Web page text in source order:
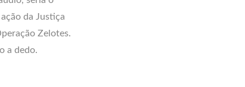
da Justiça
Zelotes.
a dedo.